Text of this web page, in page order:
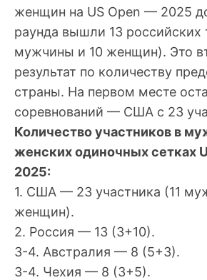
женщин на US Open — 2025
раунда вышли 13 российских
мужчины и 10 женщин). Это
результат по количеству
страны. На первом месте
соревнований — США с 23
Количество участников в
женских одиночных сетках
2025:
1. США — 23 участника (11
женщин).
2. Россия — 13 (3+10).
3-4. Австралия — 8 (5+3).
3-4. Чехия — 8 (3+5).